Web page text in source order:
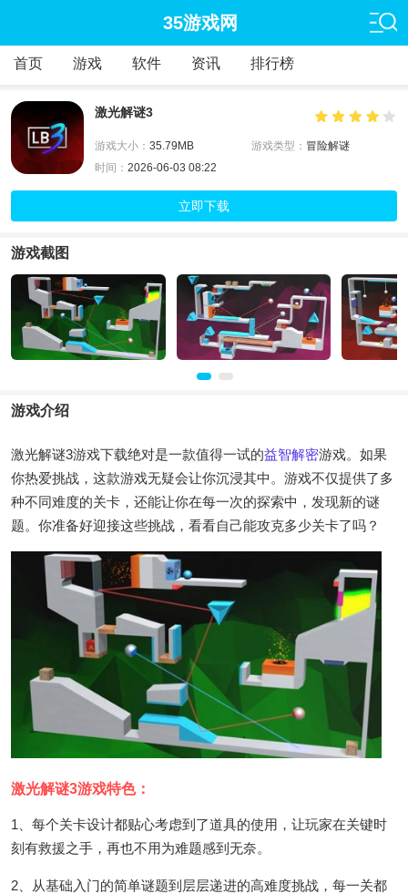
35游戏网
首页 游戏 软件 资讯 排行榜
激光解谜3
游戏大小： 35.79MB 游戏类型： 冒险解谜
时间： 2026-06-03 08:22
立即下载
游戏截图
游戏介绍
激光解谜3游戏下载绝对是一款值得一试的益智解密游戏。如果
你热爱挑战，这款游戏无疑会让你沉浸其中。游戏不仅提供了多
种不同难度的关卡，还能让你在每一次的探索中，发现新的谜
题。你准备好迎接这些挑战，看看自己能攻克多少关卡了吗？
激光解谜3游戏特色：
1、每个关卡设计都贴心考虑到了道具的使用，让玩家在关键时
刻有救援之手，再也不用为难题感到无奈。
2、从基础入门的简单谜题到层层递进的高难度挑战，每一关都